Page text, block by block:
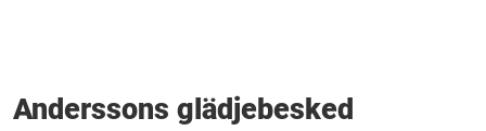
Anderssons glädjebesked